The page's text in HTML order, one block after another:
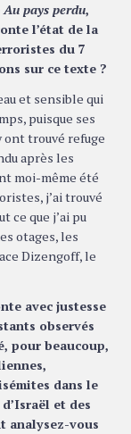
Au pays perdu,
l’état de la
du 7
sur ce texte ?
et sensible qui
puisque ses
ont trouvé refuge
après les
moi-même été
j’ai trouvé
ce que j’ai pu
otages, les
Dizengoff, le
avec justesse
observés
pour beaucoup,
dans le
et des
analysez-vous